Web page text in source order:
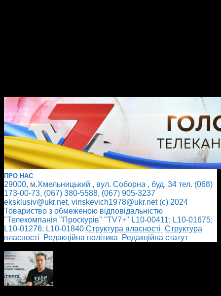
ПРО НАС
29000, м.Хмельницький , вул. Соборна , буд. 34 тел. (068)
173-00-73, (067) 380-5588, (067) 905-3237
eksklusiv@ukr.net, vinskevich1978@ukr.net (с) 2024
Товариство з обмеженою відповідальністю
"Телекомпанія "Проскурів" "TV7+" L10-00411; L10-01675;
L10-01276; L10-01840 Cтруктура власності Cтруктура
власності
Редакційна політика
Редакційна статут